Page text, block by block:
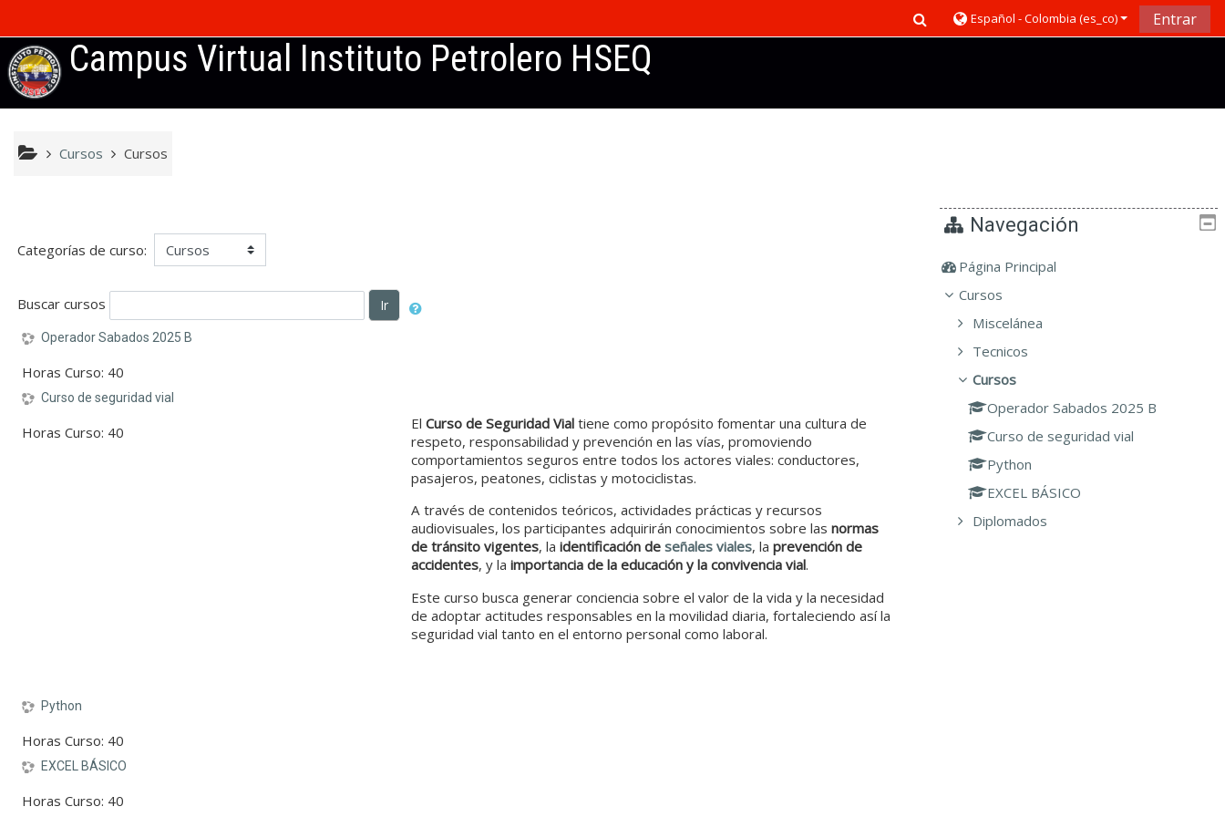
Toggle search input
Español - Colombia ‎(es_co)‎ Entrar
Campus Virtual Instituto Petrolero HSEQ
Cursos Cursos
Categorías de curso:
Buscar cursos Ir
Operador Sabados 2025 B
Horas Curso: 40
Curso de seguridad vial
El Curso de Seguridad Vialtiene como propósito fomentar una cultura de
respeto, responsabilidad y prevención en las vías, promoviendo
comportamientos seguros entre todos los actores viales: conductores,
pasajeros, peatones, ciclistas y motociclistas.
A través de contenidos teóricos, actividades prácticas y recursos
audiovisuales, los participantes adquirirán conocimientos sobre las normas
de tránsito vigentes, la identificación de señales viales, la prevención de
accidentes, y la importancia de la educación y la convivencia vial.
Este curso busca generar conciencia sobre el valor de la vida y la necesidad
de adoptar actitudes responsables en la movilidad diaria, fortaleciendo así la
seguridad vial tanto en el entorno personal como laboral.
Horas Curso: 40
Python
Horas Curso: 40
EXCEL BÁSICO
Horas Curso: 40
Navegación
Página Principal
Cursos
Miscelánea
Tecnicos
Cursos
Operador Sabados 2025 B
Curso de seguridad vial
Python
EXCEL BÁSICO
Diplomados